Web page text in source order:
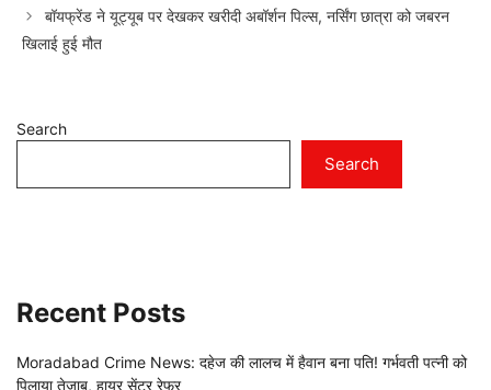
बॉयफ्रेंड ने यूट्यूब पर देखकर खरीदी अबॉर्शन पिल्स, नर्सिंग छात्रा को जबरन
खिलाई हुई मौत
Search
Search
Recent Posts
Moradabad Crime News: दहेज की लालच में हैवान बना पति! गर्भवती पत्नी को
पिलाया तेजाब, हायर सेंटर रेफर